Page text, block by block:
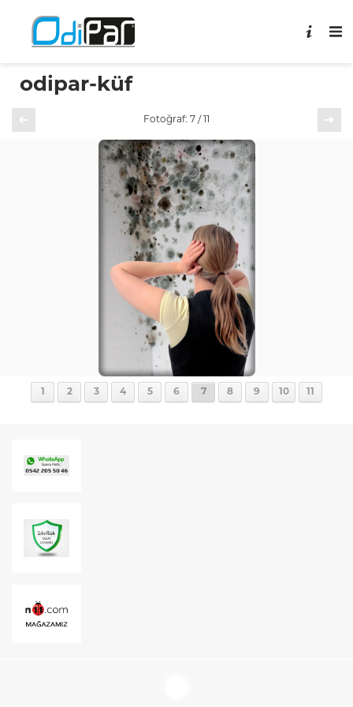
odipar-küf
Fotoğraf: 7 / 11
1 2 3 4 5 6 7 8 9 10 11